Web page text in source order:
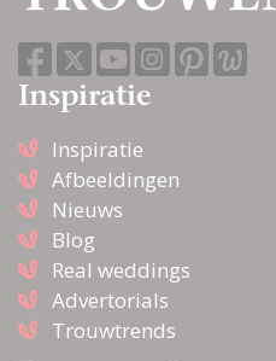
Inspiratie
Inspiratie
Afbeeldingen
Nieuws
Blog
Real weddings
Advertorials
Trouwtrends